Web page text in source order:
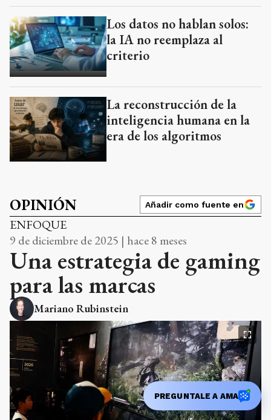
Los datos no hablan solos:
la IA no reemplaza al
criterio
La reconstrucción de la
inteligencia humana en la
era de los algoritmos
OPINIÓN Añadir como fuente en
ENFOQUE
9 de diciembre de 2025 | hace 8 meses
Una estrategia de gaming
para las marcas
Mariano Rubinstein
PREGUNTALE A AMA